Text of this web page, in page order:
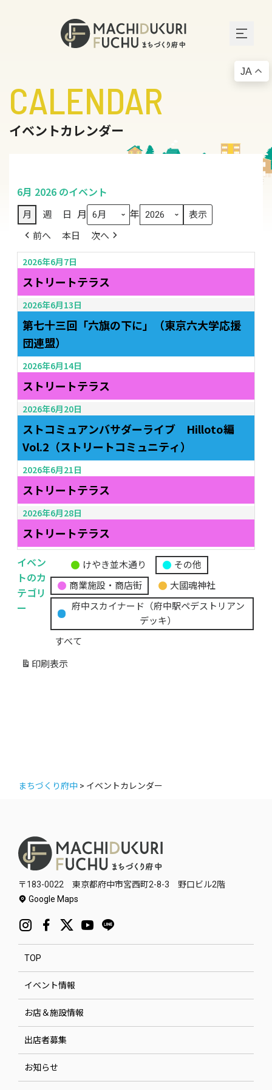
CALENDAR
イベントカレンダー
6月 2026 のイベント
月 週 日 月 年
前へ 本日 次へ
2026年6月7日
ストリートテラス
2026年6月13日
第七十三回「六旗の下に」（東京六大学応援
団連盟）
2026年6月14日
ストリートテラス
2026年6月20日
ストコミュアンバサダーライブ Hilloto編
Vol.2（ストリートコミュニティ）
2026年6月21日
ストリートテラス
2026年6月28日
ストリートテラス
イベン
トのカ
テゴリ
ー
題
の
カ
テ
ゴ
リ
けやき並木通り
その他
商業施設・商店街
大國魂神社
府中スカイナード（府中駅ペデストリアン
デッキ）
すべて
印刷 表示
まちづくり府中 > イベントカレンダー
〒183-0022 東京都府中市宮西町2-8-3 野口ビル2階
Google Maps
TOP
イベント情報
お店＆施設情報
出店者募集
お知らせ
JA